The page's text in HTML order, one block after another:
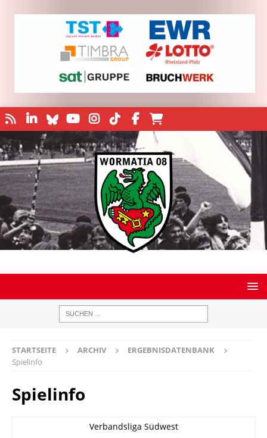
STARTSEITE ARCHIV
ERGEBNISDATENBANK
Spielinfo
Spielinfo
Verbandsliga Südwest